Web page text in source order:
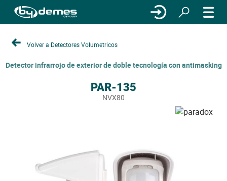
Volver a Detectores Volumetricos
Detector infrarrojo de exterior de doble tecnología con antimasking
PAR-135
NVX80